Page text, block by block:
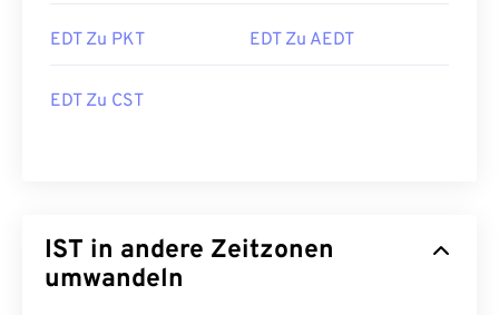
EDT Zu PKT EDT Zu AEDT
EDT Zu CST
IST in andere Zeitzonen
umwandeln